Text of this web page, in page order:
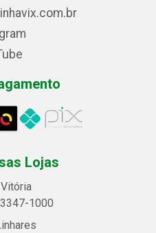
Lojas
Vitória
1000